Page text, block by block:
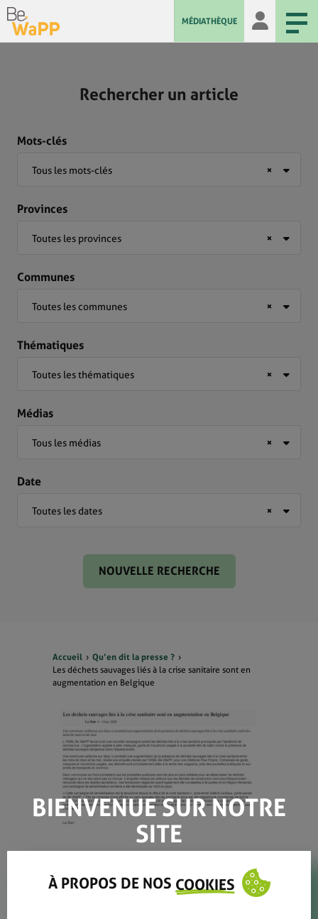
MÉDIATHÈQUE
Rechercher un article
Mots-clés
×
Tous les mots-clés
Provinces
×
Toutes les provinces
Communes
×
Toutes les communes
Thématiques
×
Toutes les thématiques
Médias
×
Tous les médias
Date
×
Toutes les dates
Accueil
Qu’en dit la presse ?
Les déchets sauvages liés à la crise sanitaire sont en
augmentation en Belgique
BIENVENUE SUR NOTRE
SITE
À PROPOS DE NOS COOKIES